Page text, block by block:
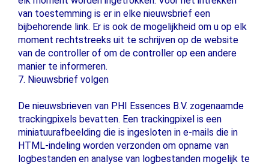
van toestemming is er in elke nieuwsbrief een
bijbehorende link. Er is ook de mogelijkheid om u op elk
moment rechtstreeks uit te schrijven op de website
van de controller of om de controller op een andere
manier te informeren.
7. Nieuwsbrief volgen
De nieuwsbrieven van PHI Essences B.V. zogenaamde
trackingpixels bevatten. Een trackingpixel is een
miniatuurafbeelding die is ingesloten in e-mails die in
HTML-indeling worden verzonden om opname van
logbestanden en analyse van logbestanden mogelijk te